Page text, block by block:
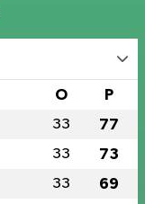
O P
33 77
33 73
33 69